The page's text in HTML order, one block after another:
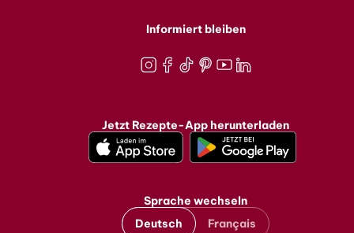
Informiert bleiben
Jetzt Rezepte-App herunterladen
Sprache wechseln
Deutsch
Français